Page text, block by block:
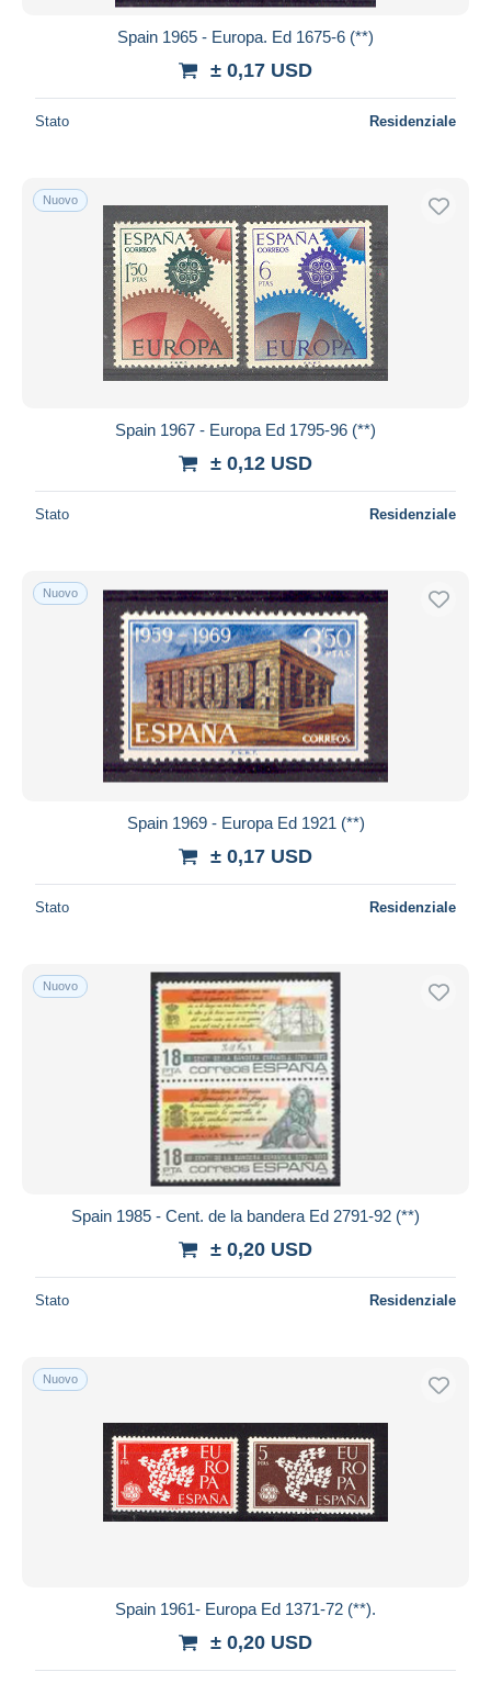
Spain 1965 - Europa. Ed 1675-6 (**)
± 0,17 USD
Stato Residenziale
Nuovo
Spain 1967 - Europa Ed 1795-96 (**)
± 0,12 USD
Stato Residenziale
Nuovo
Spain 1969 - Europa Ed 1921 (**)
± 0,17 USD
Stato Residenziale
Nuovo
Spain 1985 - Cent. de la bandera Ed 2791-92 (**)
± 0,20 USD
Stato Residenziale
Nuovo
Spain 1961- Europa Ed 1371-72 (**).
± 0,20 USD